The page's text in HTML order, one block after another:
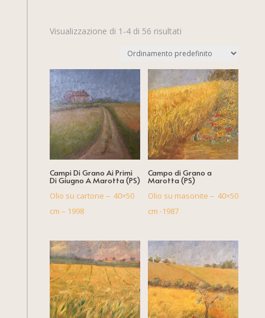
Visualizzazione di 1-4 di 56 risultati
Campi Di Grano Ai Primi
Di Giugno A Marotta (PS)
Olio su cartone – 40×50
cm – 1998
Campo di Grano a
Marotta (PS)
Olio su masonite – 40×50
cm -1987